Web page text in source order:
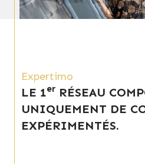
Expertimo
LE 1er RÉSEAU
UNIQUEMENT DE
EXPÉRIMENTÉS.